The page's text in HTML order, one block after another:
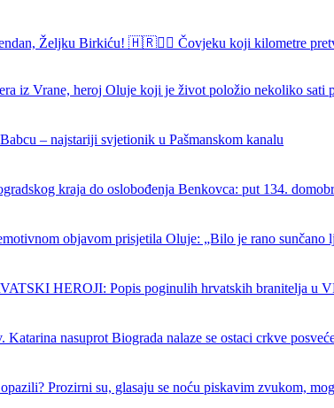
Željku Birkiću! 🇭🇷🏃‍♂️ Čovjeku koji kilometre
iz Vrane, heroj Oluje koji je život položio nekoliko sati
– najstariji svjetionik u Pašmanskom kanalu
kraja do oslobođenja Benkovca: put 134.
objavom prisjetila Oluje: „Bilo je rano sunčano
HEROJI: Popis poginulih hrvatskih branitelja u
Katarina nasuprot Biograda nalaze se ostaci crkve
Prozirni su, glasaju se noću piskavim zvukom,